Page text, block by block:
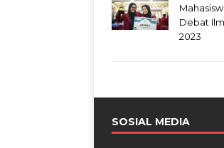
Debat
2023
SOSIAL MEDIA